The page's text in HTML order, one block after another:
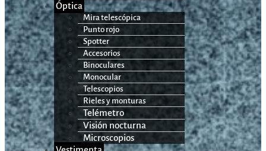
Óptica
Mira telescópica
Punto rojo
Spotter
Accesorios
Binoculares
Monocular
Telescopios
Rieles y monturas
Telémetro
Visión nocturna
Microscopios